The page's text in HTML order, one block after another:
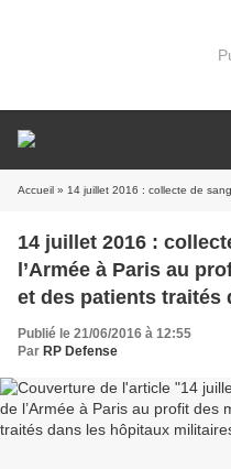
Accueil » 14 juillet 2016 : collecte de sang au musée de l’Armée à
14 juillet 2016 :
l’Armée à Paris au
et des patients traités
militaires
Publié le 21/06/2016 à 12:55
Par RP Defense